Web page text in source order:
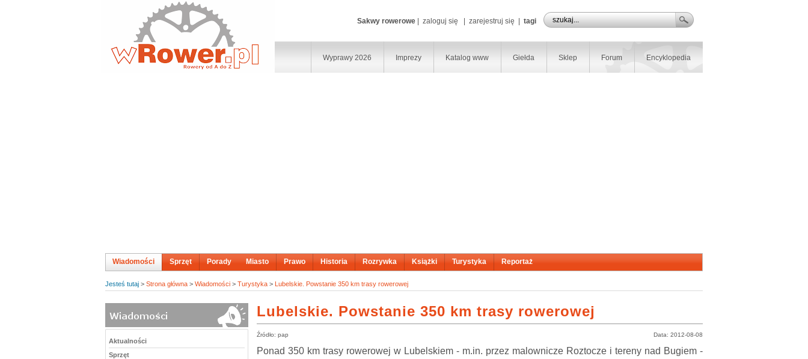
Sakwy rowerowe zaloguj się zarejestruj się tagi
Encyklopedia
Forum
Sklep
Giełda
Katalog www
Imprezy
Wyprawy 2026
Wiadomości Sprzęt Porady Miasto Prawo Historia Rozrywka Książki Turystyka Reportaż
Jesteś tutaj > Strona główna > Wiadomości > Turystyka > Lubelskie. Powstanie 350 km trasy rowerowej
Aktualności
Sprzęt
Lubelskie. Powstanie 350 km trasy rowerowej
Data: 2012-08-08
Źródło: pap
Ponad 350 km trasy rowerowej w Lubelskiem - m.in. przez malownicze Roztocze i tereny nad Bugiem -